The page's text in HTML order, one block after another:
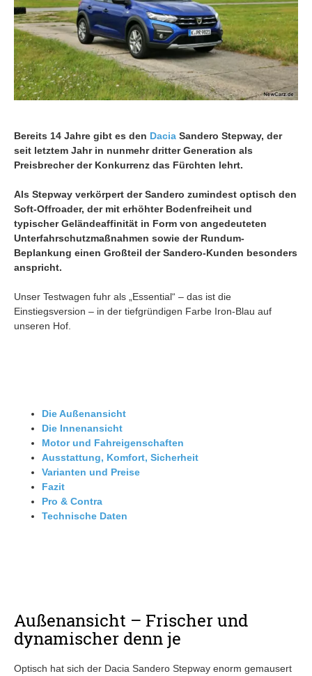
Bereits 14 Jahre gibt es den Dacia Sandero Stepway, der
seit letztem Jahr in nunmehr dritter Generation als
Preisbrecher der Konkurrenz das Fürchten lehrt.
Als Stepway verkörpert der Sandero zumindest optisch den
Soft-Offroader, der mit erhöhter Bodenfreiheit und
typischer Geländeaffinität in Form von angedeuteten
Unterfahrschutzmaßnahmen sowie der Rundum-
Beplankung einen Großteil der Sandero-Kunden besonders
anspricht.
Unser Testwagen fuhr als „Essential“ – das ist die
Einstiegsversion – in der tiefgründigen Farbe Iron-Blau auf
unseren Hof.
Die Außenansicht
Die Innenansicht
Motor und Fahreigenschaften
Ausstattung, Komfort, Sicherheit
Varianten und Preise
Fazit
Pro & Contra
Technische Daten
Außenansicht – Frischer und
dynamischer denn je
Optisch hat sich der Dacia Sandero Stepway enorm gemausert